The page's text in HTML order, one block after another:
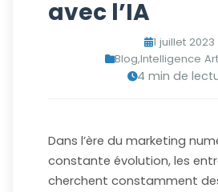
avec l’IA
1 juillet 2023
Blog,Intelligence
4 min de
Dans l’ère du marketing
constante évolution, les
cherchent constamment